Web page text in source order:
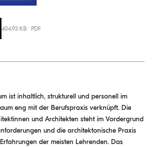
404.93 KB · PDF
ist inhaltlich, strukturell und personell im
eng mit der Berufspraxis verknüpft. Die
und Architekten steht im Vordergrund
und die architektonische Praxis
der meisten Lehrenden. Das